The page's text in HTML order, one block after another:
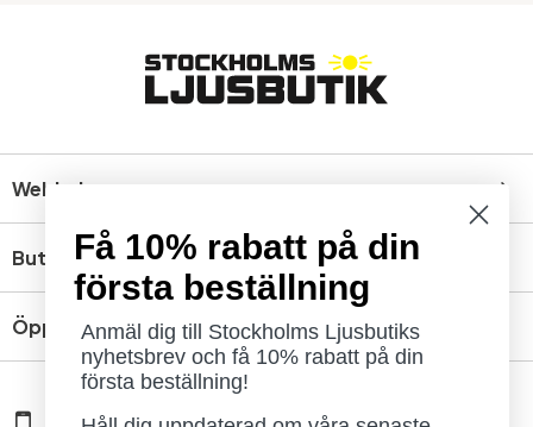
Webbshop
Butik
Öppettider
Få 10% rabatt på din
första beställning
Anmäl dig till Stockholms Ljusbutiks
nyhetsbrev och få 10% rabatt på din
första beställning!